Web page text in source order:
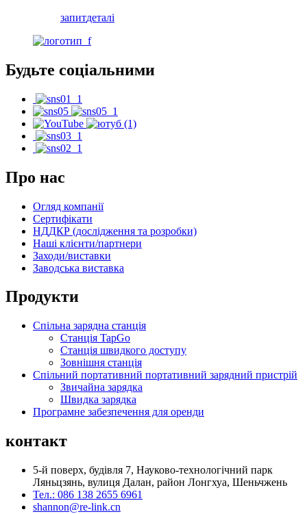
запитдеталі
Будьте соціальними
Про нас
Огляд компанії
Сертифікати
НДДКР (дослідження та розробки)
Наші клієнти/партнери
Заходи/виставки
Заводська виставка
Продукти
Спільна зарядна станція
Станція TapGo
Станція швидкого доступу
Зовнішня станція
Спільний портативний портативний зарядний пристрій
Звичайна зарядка
Швидка зарядка
Програмне забезпечення для оренди
контакт
5-й поверх, будівля 7, Науково-технологічний парк
Ляньцзянь, вулиця Далан, район Лонгхуа, Шеньчжень
Тел.: 086 138 2655 6961
shannon@re-link.cn